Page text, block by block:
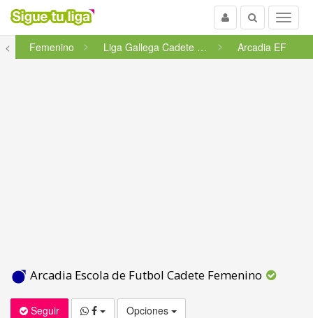
Menu
Buscar
Usuario
<
Femenino Liga Gallega Cadete Femenino -... Arcadia EF
Arcadia Escola de Futbol Cadete Femenino
Seguir Opciones